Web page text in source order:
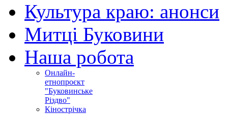
Культура краю: анонси
Митці Буковини
Наша робота
Онлайн-
етнопроєкт
"Буковинське
Різдво"
Кінострічка